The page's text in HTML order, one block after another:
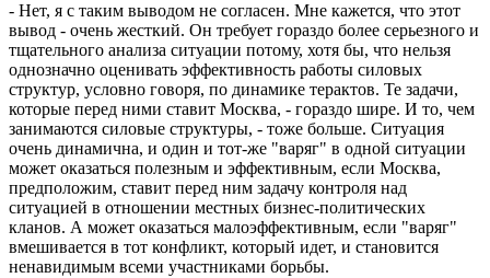
- Нет, я с таким выводом не согласен. Мне кажется, что этот
вывод - очень жесткий. Он требует гораздо более серьезного и
тщательного анализа ситуации потому, хотя бы, что нельзя
однозначно оценивать эффективность работы силовых
структур, условно говоря, по динамике терактов. Те задачи,
которые перед ними ставит Москва, - гораздо шире. И то, чем
занимаются силовые структуры, - тоже больше. Ситуация
очень динамична, и один и тот-же "варяг" в одной ситуации
может оказаться полезным и эффективным, если Москва,
предположим, ставит перед ним задачу контроля над
ситуацией в отношении местных бизнес-политических
кланов. А может оказаться малоэффективным, если "варяг"
вмешивается в тот конфликт, который идет, и становится
ненавидимым всеми участниками борьбы.